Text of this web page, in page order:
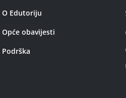
O Edutoriju
Opće obavijesti
Podrška